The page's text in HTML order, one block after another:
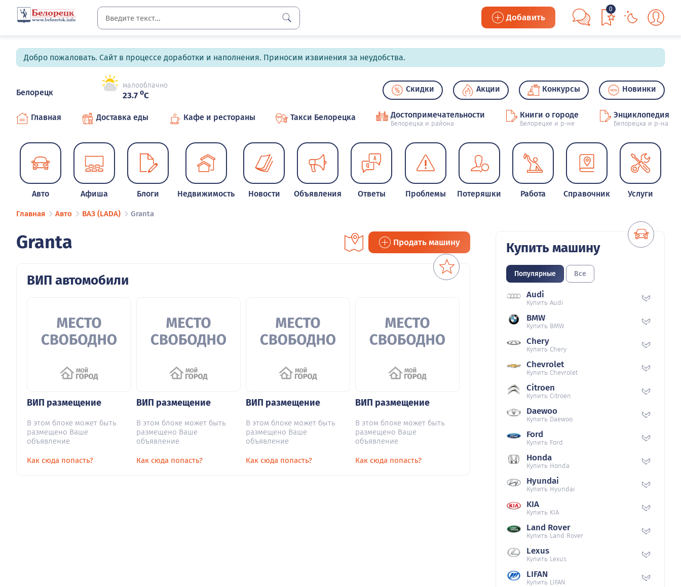
Добавить
0
Добро пожаловать. Сайт в процессе доработки и наполнения. Приносим извинения за неудобства.
Белорецк
малооблачно
23.7 oC
Скидки Акции Конкурсы Новинки
Главная Доставка еды Кафе и рестораны Такси Белорецка Достопримечательности
Белорецка и района
Книги о городе
Белорецке и р-не
Энциклопедия
Белорецка и р-на
Авто Афиша Блоги Недвижимость Новости Объявления Ответы Проблемы Потеряшки Работа Справочник Услуги
Главная Авто ВАЗ (LADA) Granta
Granta Продать машину
ВИП автомобили
ВИП размещение
В этом блоке может быть
размещено Ваше
объявление
Как сюда попасть?
ВИП размещение
В этом блоке может быть
размещено Ваше
объявление
Как сюда попасть?
ВИП размещение
В этом блоке может быть
размещено Ваше
объявление
Как сюда попасть?
ВИП размещение
В этом блоке может быть
размещено Ваше
объявление
Как сюда попасть?
Купить машину
Популярные Все
Audi
Купить Audi
BMW
Купить BMW
Chery
Купить Chery
Chevrolet
Купить Chevrolet
Citroen
Купить Citroen
Daewoo
Купить Daewoo
Ford
Купить Ford
Honda
Купить Honda
Hyundai
Купить Hyundai
KIA
Купить KIA
Land Rover
Купить Land Rover
Lexus
Купить Lexus
LIFAN
Купить LIFAN